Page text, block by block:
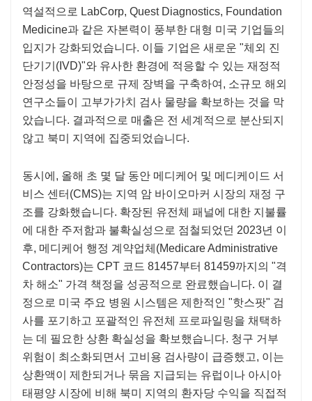
역설적으로 LabCorp, Quest Diagnostics, Foundation
Medicine과 같은 자본력이 풍부한 대형 미국 기업들의
입지가 강화되었습니다. 이들 기업은 새로운 "체외 진
단기기(IVD)"와 유사한 환경에 적응할 수 있는 재정적
안정성을 바탕으로 규제 장벽을 구축하여, 소규모 해외
연구소들이 고부가가치 검사 물량을 확보하는 것을 막
았습니다. 결과적으로 매출은 전 세계적으로 분산되지
않고 북미 지역에 집중되었습니다.
동시에, 올해 초 몇 달 동안 메디케어 및 메디케이드 서
비스 센터(CMS)는 지역 암 바이오마커 시장의 재정 구
조를 강화했습니다. 확장된 유전체 패널에 대한 지불률
에 대한 주저함과 불확실성으로 점철되었던 2023년 이
후, 메디케어 행정 계약업체(Medicare Administrative
Contractors)는 CPT 코드 81457부터 81459까지의 "격
차 해소" 가격 책정을 성공적으로 완료했습니다. 이 결
정으로 미국 주요 병원 시스템은 제한적인 "핫스팟" 검
사를 포기하고 포괄적인 유전체 프로파일링을 채택하
는 데 필요한 상환 확실성을 확보했습니다. 청구 거부
위험이 최소화되면서 고비용 검사량이 급증했고, 이는
상환액이 제한되거나 묶음 지급되는 유럽이나 아시아
태평양 시장에 비해 북미 지역의 환자당 수익을 직접적